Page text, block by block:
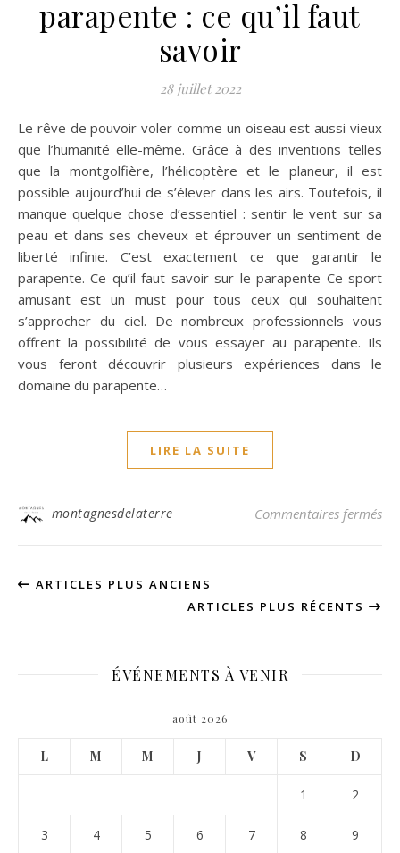
parapente : ce qu’il faut
savoir
28 juillet 2022
Le rêve de pouvoir voler comme un oiseau est aussi vieux
que l’humanité elle-même. Grâce à des inventions telles
que la montgolfière, l’hélicoptère et le planeur, il est
possible aujourd’hui de s’élever dans les airs. Toutefois, il
manque quelque chose d’essentiel : sentir le vent sur sa
peau et dans ses cheveux et éprouver un sentiment de
liberté infinie. C’est exactement ce que garantir le
parapente. Ce qu’il faut savoir sur le parapente Ce sport
amusant est un must pour tous ceux qui souhaitent
s’approcher du ciel. De nombreux professionnels vous
offrent la possibilité de vous essayer au parapente. Ils
vous feront découvrir plusieurs expériences dans le
domaine du parapente…
LIRE LA SUITE
montagnesdelaterre Commentaires fermés
ARTICLES PLUS ANCIENS
ARTICLES PLUS RÉCENTS
ÉVÉNEMENTS À VENIR
août 2026
L M M J V S D
1 2
3 4 5 6 7 8 9